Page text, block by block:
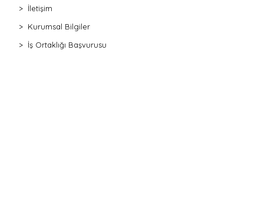
İletişim
Kurumsal Bilgiler
İş Ortaklığı Başvurusu